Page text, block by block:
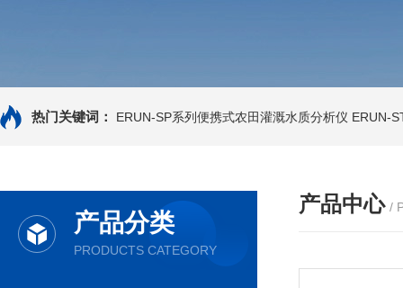
热门关键词： ERUN-SP系列便携式农田灌溉水质分析仪 ERUN-
产品分类
PRODUCTS CATEGORY
产品中心 /